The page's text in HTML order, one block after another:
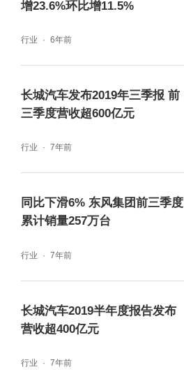
增23.6%环比增11.5%
行业 6年前
长城汽车发布2019年三季报 前
三季度营收超600亿元
行业 7年前
同比下滑6% 东风集团前三季度
累计销量257万台
行业 7年前
长城汽车2019半年度报告发布
营收超400亿元
行业 7年前